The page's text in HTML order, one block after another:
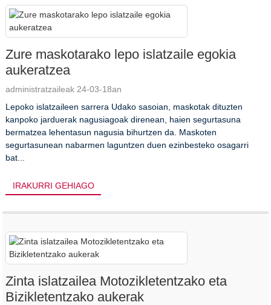
Zure maskotarako lepo islatzaile egokia
aukeratzea
administratzaileak 24-03-18an
Lepoko islatzaileen sarrera Udako sasoian, maskotak dituzten
kanpoko jarduerak nagusiagoak direnean, haien segurtasuna
bermatzea lehentasun nagusia bihurtzen da. Maskoten
segurtasunean nabarmen laguntzen duen ezinbesteko osagarri
bat...
IRAKURRI GEHIAGO
Zinta islatzailea Motozikletentzako eta
Bizikletentzako aukerak